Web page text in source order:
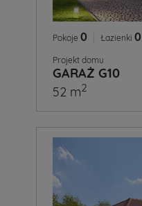
Pokoje 0 Łazienki 0
Projekt domu
GARAŻ G10
52 m2